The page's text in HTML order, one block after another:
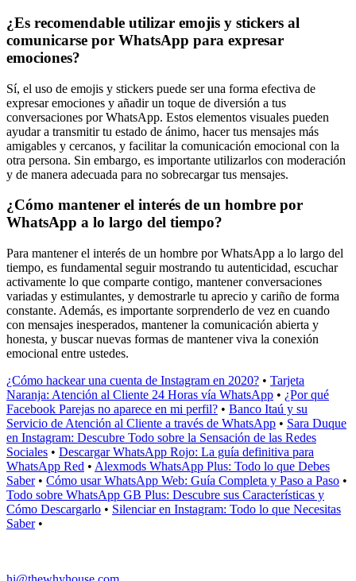
¿Es recomendable utilizar emojis y stickers al
comunicarse por WhatsApp para expresar
emociones?
Sí, el uso de emojis y stickers puede ser una forma efectiva de
expresar emociones y añadir un toque de diversión a tus
conversaciones por WhatsApp. Estos elementos visuales pueden
ayudar a transmitir tu estado de ánimo, hacer tus mensajes más
amigables y cercanos, y facilitar la comunicación emocional con la
otra persona. Sin embargo, es importante utilizarlos con moderación
y de manera adecuada para no sobrecargar tus mensajes.
¿Cómo mantener el interés de un hombre por
WhatsApp a lo largo del tiempo?
Para mantener el interés de un hombre por WhatsApp a lo largo del
tiempo, es fundamental seguir mostrando tu autenticidad, escuchar
activamente lo que comparte contigo, mantener conversaciones
variadas y estimulantes, y demostrarle tu aprecio y cariño de forma
constante. Además, es importante sorprenderlo de vez en cuando
con mensajes inesperados, mantener la comunicación abierta y
honesta, y buscar nuevas formas de mantener viva la conexión
emocional entre ustedes.
¿Cómo hackear una cuenta de Instagram en 2020? • Tarjeta
Naranja: Atención al Cliente 24 Horas vía WhatsApp • ¿Por qué
Facebook Parejas no aparece en mi perfil? • Banco Itaú y su
Servicio de Atención al Cliente a través de WhatsApp • Sara Duque
en Instagram: Descubre Todo sobre la Sensación de las Redes
Sociales • Descargar WhatsApp Rojo: La guía definitiva para
WhatsApp Red • Alexmods WhatsApp Plus: Todo lo que Debes
Saber• Cómo usar WhatsApp Web: Guía Completa y Paso a Paso •
Todo sobre WhatsApp GB Plus: Descubre sus Características y
Cómo Descargarlo • Silenciar en Instagram: Todo lo que Necesitas
Saber•